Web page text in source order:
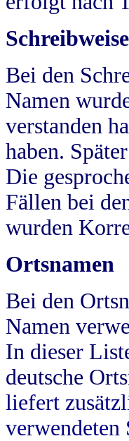
Bei den
Namen
verstanden
haben.
Die
Fällen bei
wurden
Ortsnamen
Bei den
Namen
In dieser
deutsche
liefert
verwendeten